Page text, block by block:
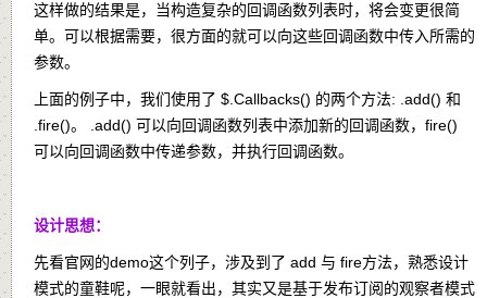
这样做的结果是，当构造复杂的回调函数列表时，将会变更很简
单。可以根据需要，很方面的就可以向这些回调函数中传入所需的
参数。
上面的例子中，我们使用了 $.Callbacks() 的两个方法: .add() 和
.fire()。 .add() 可以向回调函数列表中添加新的回调函数，fire()
可以向回调函数中传递参数，并执行回调函数。
设计思想：
先看官网的demo这个列子，涉及到了 add 与 fire方法，熟悉设计
模式的童鞋呢，一眼就看出，其实又是基于发布订阅的观察者模式